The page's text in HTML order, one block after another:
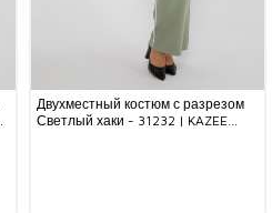
Двухместный костюм с разрезом
Светлый хаки - 31232 | KAZEE